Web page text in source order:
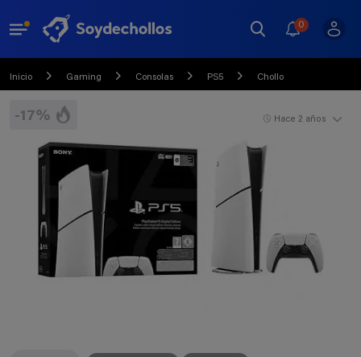
0
Inicio Gaming Consolas PS5 Chollo
-17% Hace 2 años